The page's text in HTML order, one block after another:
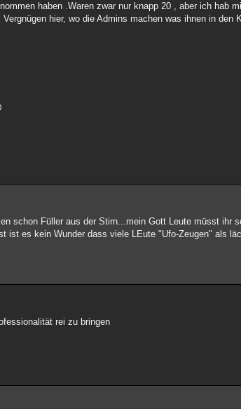
haben .Waren zwar nur knapp 20 , aber ich hab
hier, wo die Admins machen was ihnen in den
schon Füller aus der Stirn...mein Gott Leute müsst ihr
ist es kein Wunder dass viele LEute "Ufo-Zeugen" als
rei zu bringen